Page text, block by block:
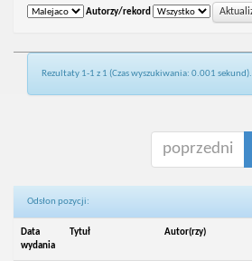
Autorzy/rekord
Rezultaty 1-1 z 1 (Czas wyszukiwania: 0.001 sekund).
poprzedni
Odsłon pozycji:
Data
wydania
Tytuł Autor(rzy)